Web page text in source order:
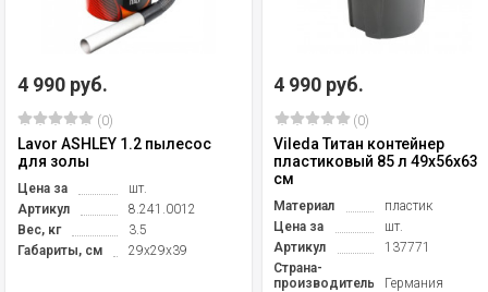
4 990 руб.
(0)
Lavor ASHLEY 1.2 пылесос
для золы
Цена за
шт.
Артикул
8.241.0012
Вес, кг
3.5
Габариты, см
29х29х39
4 990 руб.
(0)
Vileda Титан контейнер
пластиковый 85 л 49х56х63
см
Материал
пластик
Цена за
шт.
Артикул
137771
Страна-
производитель
Германия